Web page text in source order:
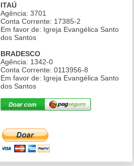
ITAÚ
Agência: 3701
Conta Corrente: 17385-2
Em favor de: Igreja Evangélica Santo
dos Santos
BRADESCO
Agência: 1342-0
Conta Corrente: 0113956-8
Em favor de: Igreja Evangélica Santo
dos Santos